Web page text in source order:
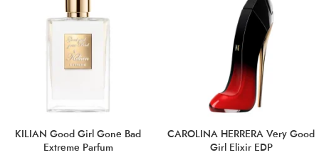
KILIAN Good Girl Gone Bad
Extreme Parfum
CAROLINA HERRERA Very Good
Girl Elixir EDP